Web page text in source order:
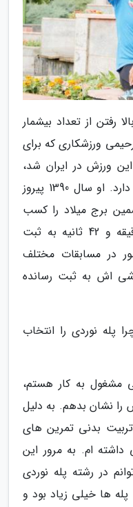
رفتن از تعداد بیشمار
ورزشکاری که برای
ورزش در ایران شد،
برای تک تک این سؤال ها جواب دارد. او سال 1390 پیروز
برج میلاد را کسب
کند و 1697 پله را با رکورد 12 دقیقه و 42 ثانیه به ثبت
در مسابقات مختلف
اش به ثبت رسانده
پله نوردی را انتخاب
مشغول به کار هستم،
نشان بدهم. به دلیل
بدنی تمرین های
ام. به مرور این
در رشته پله نوردی
ها خیلی زیاد بود و